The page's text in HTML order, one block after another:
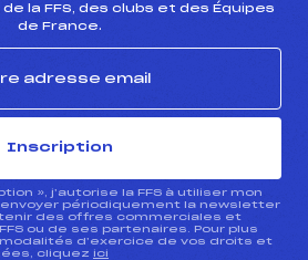
la FFS, des clubs et des Équipes
de France.
Inscription
», j’autorise la FFS à utiliser mon
périodiquement la newsletter
des offres commerciales et
ou de ses partenaires. Pour plus
d’exercice de vos droits et
cliquez ici